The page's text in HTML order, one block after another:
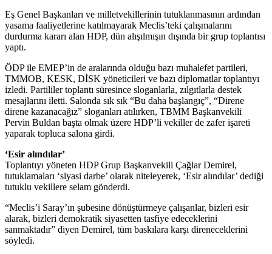
Eş Genel Başkanları ve milletvekillerinin tutuklanmasının ardından
yasama faaliyetlerine katılmayarak Meclis’teki çalışmalarını
durdurma kararı alan HDP, dün alışılmışın dışında bir grup toplantısı
yaptı.
ÖDP ile EMEP’in de aralarında olduğu bazı muhalefet partileri,
TMMOB, KESK, DİSK yöneticileri ve bazı diplomatlar toplantıyı
izledi. Partililer toplantı süresince sloganlarla, zılgıtlarla destek
mesajlarını iletti. Salonda sık sık “Bu daha başlangıç”, “Direne
direne kazanacağız” sloganları atılırken, TBMM Başkanvekili
Pervin Buldan başta olmak üzere HDP’li vekiller de zafer işareti
yaparak topluca salona girdi.
‘Esir alındılar’
Toplantıyı yöneten HDP Grup Başkanvekili Çağlar Demirel,
tutuklamaları ‘siyasi darbe’ olarak niteleyerek, ‘Esir alındılar’ dediği
tutuklu vekillere selam gönderdi.
“Meclis’i Saray’ın şubesine dönüştürmeye çalışanlar, bizleri esir
alarak, bizleri demokratik siyasetten tasfiye edeceklerini
sanmaktadır” diyen Demirel, tüm baskılara karşı direneceklerini
söyledi.